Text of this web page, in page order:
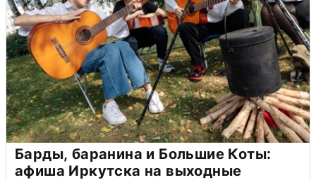
Барды, баранина и Большие Коты:
афиша Иркутска на выходные